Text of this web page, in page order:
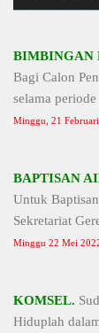
BIMBINGAN
Bagi Calon
selama
Minggu, 21
BAPTISAN
Untuk
Sekretariat
Minggu 22 Mei
KOMSEL.
Hiduplah